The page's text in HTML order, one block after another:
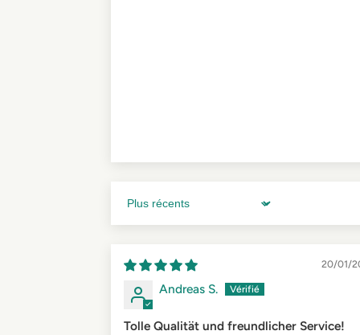
Sort by
20/01/
Andreas S.
Tolle Qualität und freundlicher Service!